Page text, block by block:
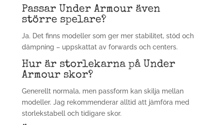
Passar Under Armour även
större spelare?
Ja. Det finns modeller som ger mer stabilitet, stöd och
dämpning – uppskattat av forwards och centers.
Hur är storlekarna på Under
Armour skor?
Generellt normala, men passform kan skilja mellan
modeller. Jag rekommenderar alltid att jämföra med
storlekstabell och tidigare skor.